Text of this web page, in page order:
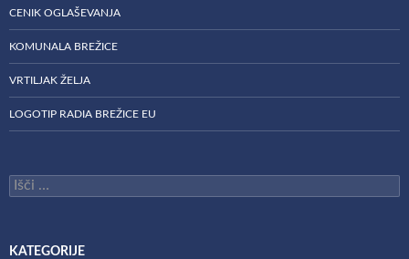
CENIK OGLAŠEVANJA
KOMUNALA BREŽICE
VRTILJAK ŽELJA
LOGOTIP RADIA BREŽICE EU
Išči:
KATEGORIJE